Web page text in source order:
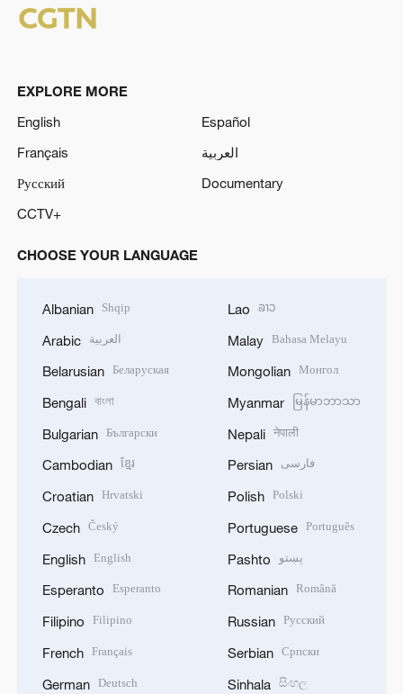
EXPLORE MORE
English
Español
Français
العربية
Русский
Documentary
CCTV+
CHOOSE YOUR LANGUAGE
Albanian Shqip
Arabic العربية
Belarusian Беларуская
Bengali বাংলা
Bulgarian Български
Cambodian ខ្មែរ
Croatian Hrvatski
Czech Český
English English
Esperanto Esperanto
Filipino Filipino
French Français
German Deutsch
Lao ລາວ
Malay Bahasa Melayu
Mongolian Монгол
Myanmar မြန်မာဘာသာ
Nepali नेपाली
Persian فارسی
Polish Polski
Portuguese Português
Pashto پښتو
Romanian Română
Russian Русский
Serbian Српски
Sinhala සිංහල